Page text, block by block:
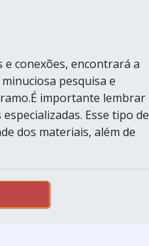
conexões, encontrará a
pesquisa e
importante lembrar
Esse tipo de
dos materiais, além de